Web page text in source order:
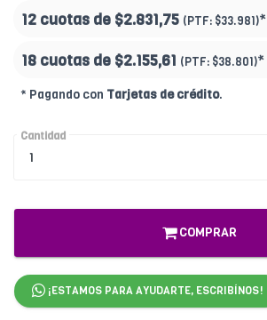
12 cuotas de $2.831,75 (PTF: $33.981)*
18 cuotas de $2.155,61 (PTF: $38.801)*
* Pagando con Tarjetas de crédito.
Cantidad
COMPRAR
¡ESTAMOS PARA AYUDARTE, ESCRIBÍNOS!